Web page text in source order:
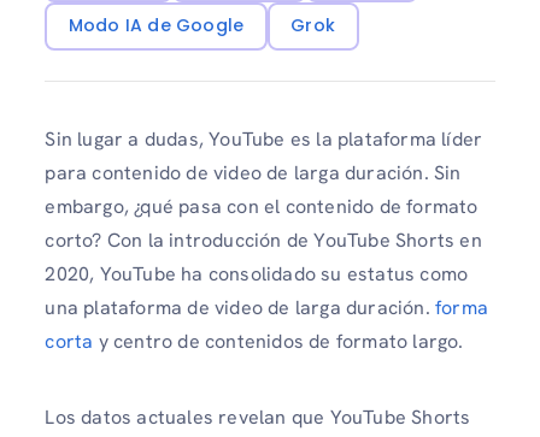
Modo IA de Google
Grok
Sin lugar a dudas, YouTube es la plataforma líder
para contenido de video de larga duración. Sin
embargo, ¿qué pasa con el contenido de formato
corto? Con la introducción de YouTube Shorts en
2020, YouTube ha consolidado su estatus como
una plataforma de video de larga duración. forma
corta y centro de contenidos de formato largo.
Los datos actuales revelan que YouTube Shorts